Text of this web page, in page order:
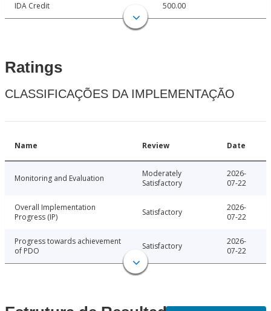
IDA Credit 500.00
Ratings
CLASSIFICAÇÕES DA IMPLEMENTAÇÃO
Name Review Date
Monitoring and Evaluation
Moderately
Satisfactory
2026-
07-22
Overall Implementation
Progress (IP)
Satisfactory
2026-
07-22
Progress towards achievement
of PDO
Satisfactory
2026-
07-22